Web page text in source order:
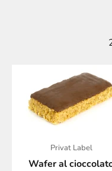
Privat Label
Wafer al